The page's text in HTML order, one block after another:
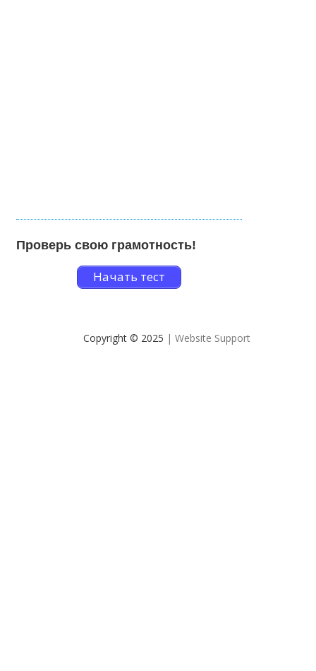
Проверь свою грамотность!
Начать тест
Copyright © 2025 | Website Support